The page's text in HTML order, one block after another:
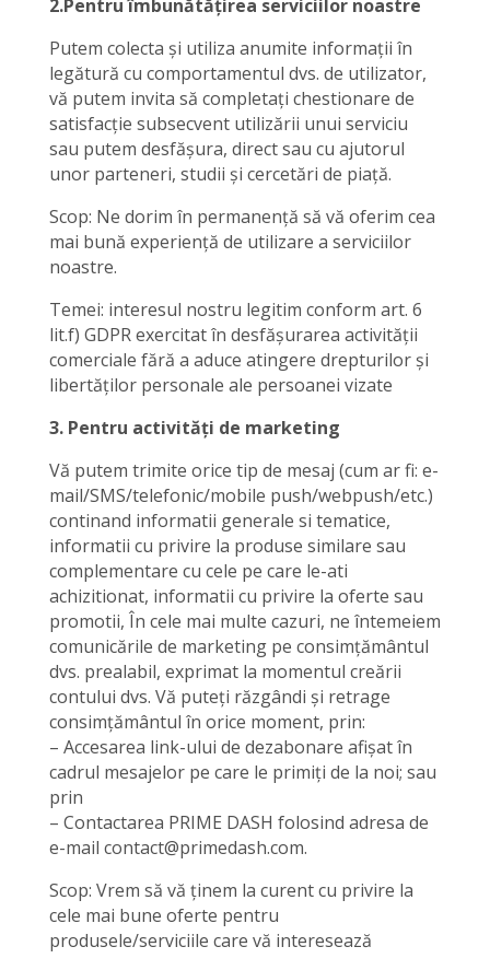
2.Pentru îmbunătățirea serviciilor noastre
Putem colecta și utiliza anumite informații în
legătură cu comportamentul dvs. de utilizator,
vă putem invita să completați chestionare de
satisfacție subsecvent utilizării unui serviciu
sau putem desfășura, direct sau cu ajutorul
unor parteneri, studii și cercetări de piață.
Scop: Ne dorim în permanență să vă oferim cea
mai bună experiență de utilizare a serviciilor
noastre.
Temei: interesul nostru legitim conform art. 6
lit.f) GDPR exercitat în desfășurarea activității
comerciale fără a aduce atingere drepturilor și
libertăților personale ale persoanei vizate
3. Pentru activități de marketing
Vă putem trimite orice tip de mesaj (cum ar fi: e-
mail/SMS/telefonic/mobile push/webpush/etc.)
continand informatii generale si tematice,
informatii cu privire la produse similare sau
complementare cu cele pe care le-ati
achizitionat, informatii cu privire la oferte sau
promotii, În cele mai multe cazuri, ne întemeiem
comunicările de marketing pe consimțământul
dvs. prealabil, exprimat la momentul creării
contului dvs. Vă puteți răzgândi și retrage
consimțământul în orice moment, prin:
– Accesarea link-ului de dezabonare afișat în
cadrul mesajelor pe care le primiți de la noi; sau
prin
– Contactarea PRIME DASH folosind adresa de
e-mail contact@primedash.com.
Scop: Vrem să vă ținem la curent cu privire la
cele mai bune oferte pentru
produsele/serviciile care vă interesează